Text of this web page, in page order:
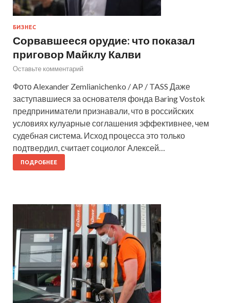
БИЗНЕС
Сорвавшееся орудие: что показал
приговор Майклу Калви
Оставьте комментарий
Фото Alexander Zemlianichenko / AP / TASS Даже
заступавшиеся за основателя фонда Baring Vostok
предприниматели признавали, что в российских
условиях кулуарные соглашения эффективнее, чем
судебная система. Исход процесса это только
подтвердил, считает социолог Алексей…
ПОДРОБНЕЕ